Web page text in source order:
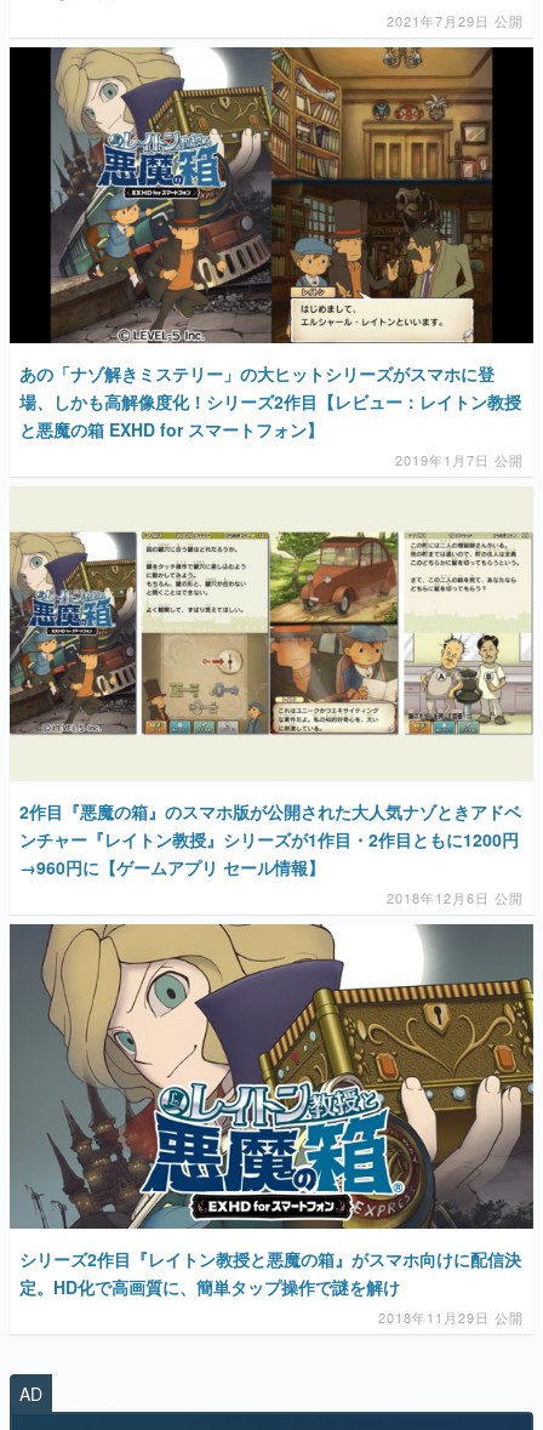
2021年7月29日 公開
あの「ナゾ解きミステリー」の大ヒットシリーズがスマホに登
場、しかも高解像度化！シリーズ2作目【レビュー：レイトン教授
と悪魔の箱 EXHD for スマートフォン】
2019年1月7日 公開
2作目『悪魔の箱』のスマホ版が公開された大人気ナゾときアドベ
ンチャー『レイトン教授』シリーズが1作目・2作目ともに1200円
→960円に【ゲームアプリ セール情報】
2018年12月6日 公開
シリーズ2作目『レイトン教授と悪魔の箱』がスマホ向けに配信決
定。HD化で高画質に、簡単タップ操作で謎を解け
2018年11月29日 公開
AD